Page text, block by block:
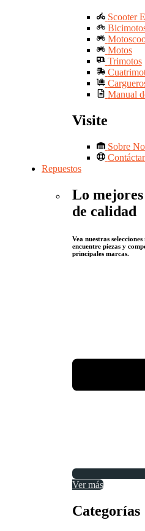
Scooter
Motos
Trimotos
Manual
Visite
Sobre
Repuestos
Lo mejores
de calidad
Vea nuestras
encuentre piezas y
principales marcas.
Ver más
Categorías